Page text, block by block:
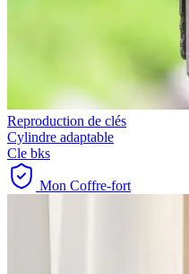
Reproduction de clés
Cylindre adaptable
Cle bks
Mon Coffre-fort